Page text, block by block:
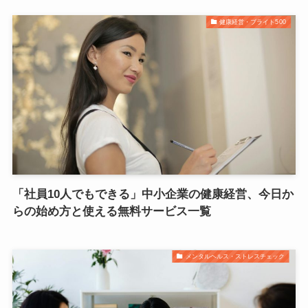
健康経営・ブライト500
「社員10人でもできる」中小企業の健康経営、今日か
らの始め方と使える無料サービス一覧
メンタルヘルス・ストレスチェック